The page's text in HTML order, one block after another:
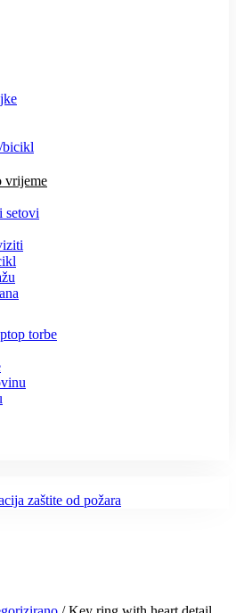
bicikl
vrijeme
setovi
torbe
zaštite od požara